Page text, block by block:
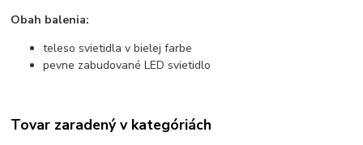
Obah balenia:
teleso svietidla v bielej farbe
pevne zabudované LED svietidlo
Tovar zaradený v kategóriách